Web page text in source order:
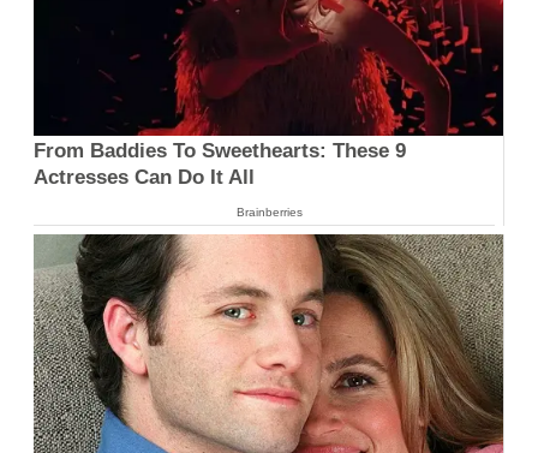
From Baddies To Sweethearts: These 9
Actresses Can Do It All
Brainberries